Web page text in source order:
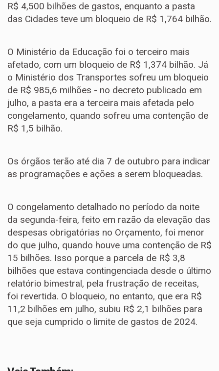
R$ 4,500 bilhões de gastos, enquanto a pasta
das Cidades teve um bloqueio de R$ 1,764 bilhão.
O Ministério da Educação foi o terceiro mais
afetado, com um bloqueio de R$ 1,374 bilhão. Já
o Ministério dos Transportes sofreu um bloqueio
de R$ 985,6 milhões - no decreto publicado em
julho, a pasta era a terceira mais afetada pelo
congelamento, quando sofreu uma contenção de
R$ 1,5 bilhão.
Os órgãos terão até dia 7 de outubro para indicar
as programações e ações a serem bloqueadas.
O congelamento detalhado no período da noite
da segunda-feira, feito em razão da elevação das
despesas obrigatórias no Orçamento, foi menor
do que julho, quando houve uma contenção de R$
15 bilhões. Isso porque a parcela de R$ 3,8
bilhões que estava contingenciada desde o último
relatório bimestral, pela frustração de receitas,
foi revertida. O bloqueio, no entanto, que era R$
11,2 bilhões em julho, subiu R$ 2,1 bilhões para
que seja cumprido o limite de gastos de 2024.